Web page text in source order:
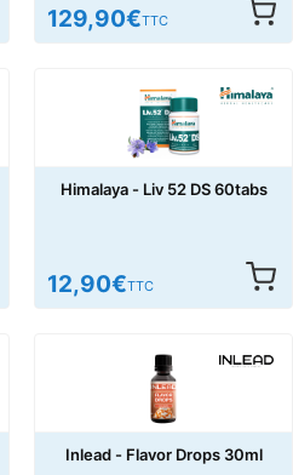
129,90€TTC
Himalaya - Liv 52 DS 60tabs
12,90€TTC
Inlead - Flavor Drops 30ml